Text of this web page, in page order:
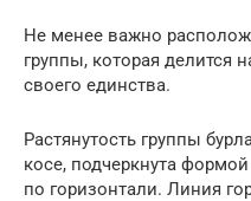
Не менее важно
группы, которая делится
своего единства.
Растянутость группы
косе, подчеркнута
по горизонтали. Линия